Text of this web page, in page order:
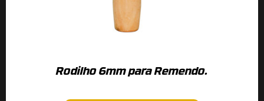
Rodilho 6mm para Remendo.